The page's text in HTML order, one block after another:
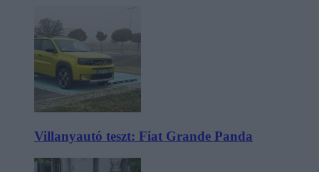
Villanyautó teszt: Fiat Grande Panda